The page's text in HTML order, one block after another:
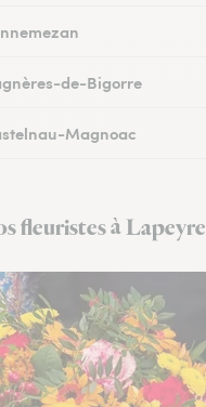
de-Bigorre
Magnoac
fleuristes à Lapeyre